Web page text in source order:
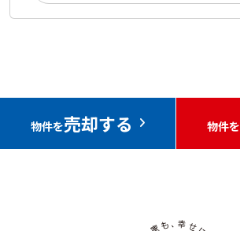
物件を売却する 物件を